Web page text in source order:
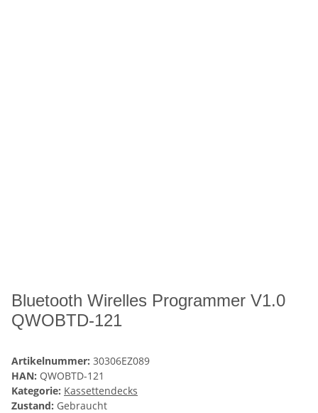
Bluetooth Wirelles Programmer V1.0
QWOBTD-121
Artikelnummer: 30306EZ089
HAN: QWOBTD-121
Kategorie: Kassettendecks
Zustand: Gebraucht